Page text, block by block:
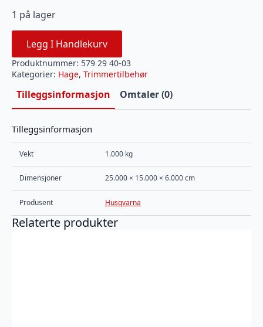
1 på lager
Legg I Handlekurv
Produktnummer: 579 29 40-03
Kategorier: Hage, Trimmertilbehør
Tilleggsinformasjon Omtaler (0)
Tilleggsinformasjon
Vekt 1.000 kg
Dimensjoner 25.000 × 15.000 × 6.000 cm
Produsent Husqvarna
Relaterte produkter